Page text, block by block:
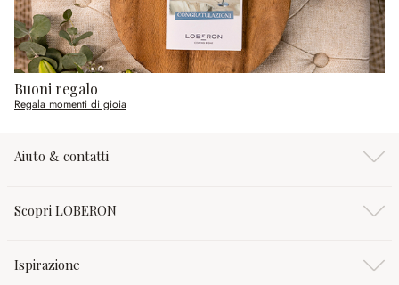
Buoni regalo
Regala momenti di gioia
Aiuto & contatti
Scopri LOBERON
Ispirazione